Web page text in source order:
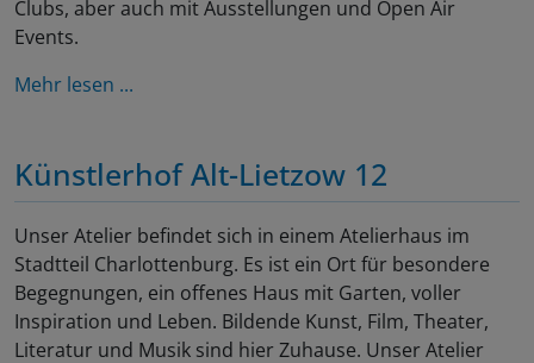
Clubs, aber auch mit Ausstellungen und Open Air
Events.
Mehr lesen ...
Künstlerhof Alt-Lietzow 12
Unser Atelier befindet sich in einem Atelierhaus im
Stadtteil Charlottenburg. Es ist ein Ort für besondere
Begegnungen, ein offenes Haus mit Garten, voller
Inspiration und Leben. Bildende Kunst, Film, Theater,
Literatur und Musik sind hier Zuhause. Unser Atelier